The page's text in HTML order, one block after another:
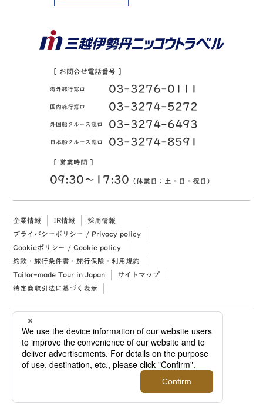
［ お問合せ電話番号 ］
海外旅行窓口 03-3276-0111
国内旅行窓口 03-3274-5272
外国船クルーズ窓口 03-3274-6493
日本船クルーズ窓口 03-3274-8591
［ 営業時間 ］
09:30〜17:30 （休業日：土・日・祝日）
企業情報 IR情報
採用情報
プライバシーポリシー / Privacy policy
Cookieポリシー / Cookie policy
約款・旅行条件書・旅行保険・利用規約
Tailor-made Tour in Japan
サイトマップ
特定商取引法に基づく表示
Copyright (c) 2026 Mitsukoshi Isetan Nikko Travel, Ltd. All rights reserved.